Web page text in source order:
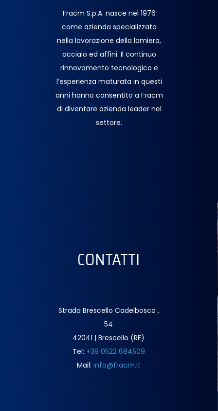
Fracm S.p.A. nasce nel 1976
come azienda specializzata
nella lavorazione della lamiera,
acciaio ed affini. Il continuo
rinnovamento tecnologico e
l’esperienza maturata in questi
anni hanno consentito a Fracm
di diventare azienda leader nel
settore.
CONTATTI
Strada Brescello Cadelbosco ,
54
42041 | Brescello (RE)
Tel: +39 0522 684509
Mail: info@fracm.it